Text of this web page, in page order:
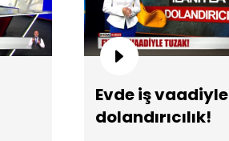
Evde iş vaadiyle
dolandırıcılık!